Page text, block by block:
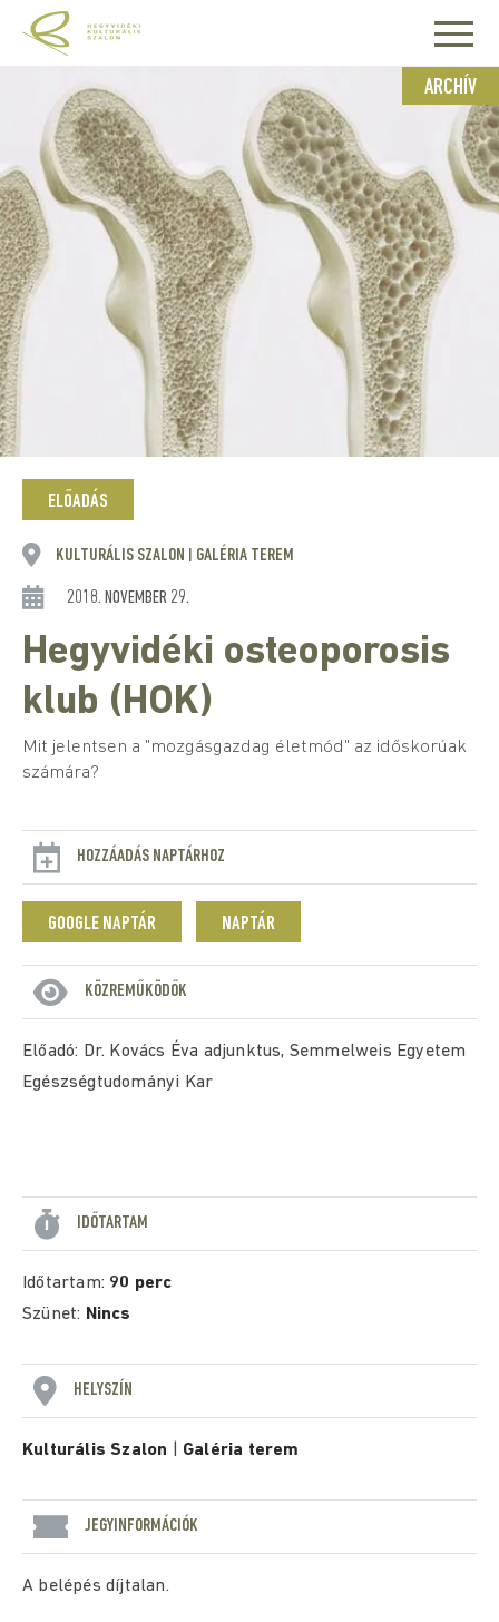
ARCHÍV
ELŐADÁS
KULTURÁLIS SZALON GALÉRIA TEREM
2018. NOVEMBER 29.
Hegyvidéki osteoporosis
klub (HOK)
Mit jelentsen a "mozgásgazdag életmód" az időskorúak
számára?
HOZZÁADÁS NAPTÁRHOZ
GOOGLE NAPTÁR NAPTÁR
KÖZREMŰKÖDŐK
Előadó: Dr. Kovács Éva adjunktus, Semmelweis Egyetem
Egészségtudományi Kar
IDŐTARTAM
Időtartam: 90 perc
Szünet: Nincs
HELYSZÍN
Kulturális Szalon Galéria terem
JEGYINFORMÁCIÓK
A belépés díjtalan.